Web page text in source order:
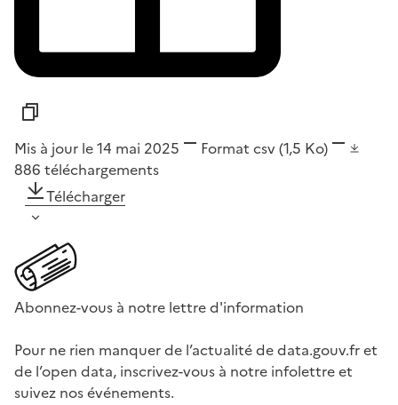
Mis à jour le 14 mai 2025 Format csv(1,5 Ko)
886 téléchargements
Télécharger
Abonnez-vous à notre lettre d'information
Pour ne rien manquer de l’actualité de data.gouv.fr et
de l’open data, inscrivez-vous à notre infolettre et
suivez nos événements.